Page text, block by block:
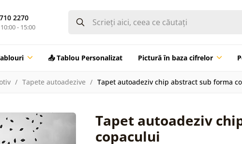
2270
- 15:00
📤 Tablou Personalizat Pictură în baza cifrelor
Tapete autoadezive Tapet autoadeziv chip abstract sub forma
Tapet autoadeziv
copacului